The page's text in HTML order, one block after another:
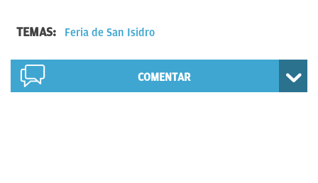
TEMAS: Feria de San Isidro
COMENTAR